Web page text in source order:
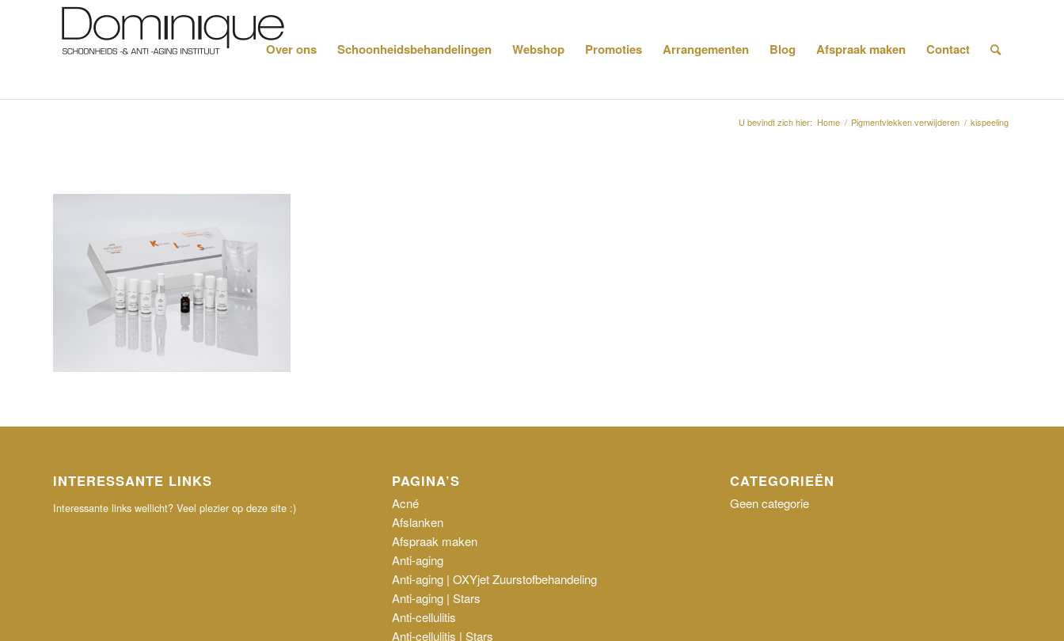
Over ons Schoonheidsbehandelingen Webshop Promoties Arrangementen Blog Afspraak maken Contact
U bevindt zich hier: Home / Pigmentvlekken verwijderen / kispeeling
INTERESSANTE LINKS
Interessante links wellicht? Veel plezier op deze site :)
PAGINA’S
Acné
Afslanken
Afspraak maken
Anti-aging
Anti-aging | OXYjet Zuurstofbehandeling
Anti-aging | Stars
Anti-cellulitis
Anti-cellulitis | Stars
CATEGORIEËN
Geen categorie